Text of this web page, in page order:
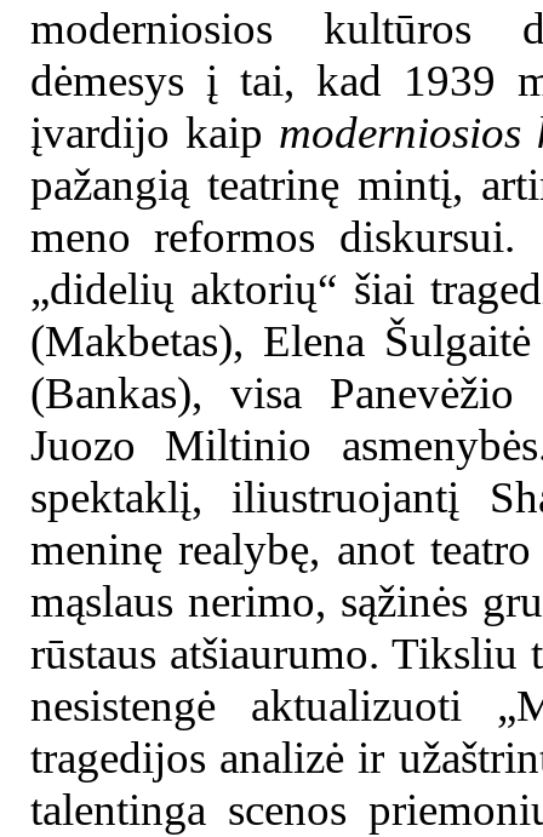
moderniosios kultūros
dėmesys į tai, kad 1939
įvardijo kaip moderniosios
pažangią teatrinę mintį,
meno reformos
„didelių aktorių“ šiai
(Makbetas), Elena
(Bankas), visa
Juozo Miltinio
spektaklį, iliustruojantį
meninę realybę, anot
mąslaus nerimo, sąžinės
rūstaus atšiaurumo.
nesistengė aktualizuoti
tragedijos analizė ir
talentinga scenos